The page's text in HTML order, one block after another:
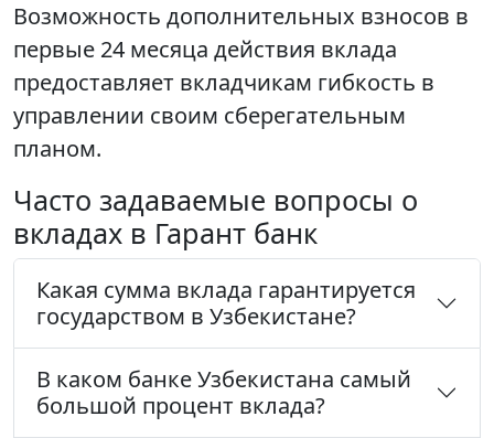
Возможность дополнительных взносов в
первые 24 месяца действия вклада
предоставляет вкладчикам гибкость в
управлении своим сберегательным
планом.
Часто задаваемые вопросы о
вкладах в Гарант банк
Какая сумма вклада гарантируется
государством в Узбекистане?
В каком банке Узбекистана самый
большой процент вклада?